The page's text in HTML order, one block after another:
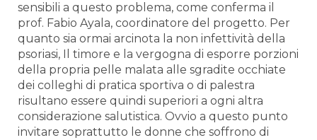
sensibili a questo problema, come conferma il
prof. Fabio Ayala, coordinatore del progetto. Per
quanto sia ormai arcinota la non infettività della
psoriasi, Il timore e la vergogna di esporre porzioni
della propria pelle malata alle sgradite occhiate
dei colleghi di pratica sportiva o di palestra
risultano essere quindi superiori a ogni altra
considerazione salutistica. Ovvio a questo punto
invitare soprattutto le donne che soffrono di